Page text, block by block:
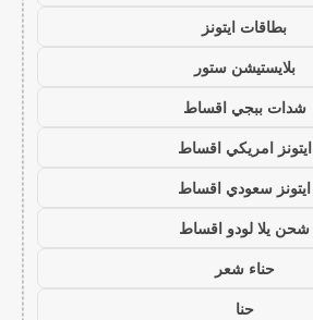
بطاقات ايتونز
بلايستيشن ستور
شدات ببجي اقساط
ايتونز امريكي اقساط
ايتونز سعودي اقساط
شحن يلا لودو اقساط
حناء شعر
حنا